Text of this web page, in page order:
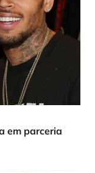
em parceria